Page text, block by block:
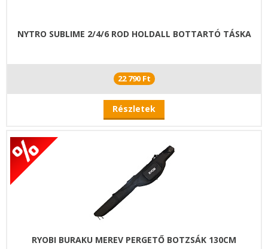
NYTRO SUBLIME 2/4/6 ROD HOLDALL BOTTARTÓ TÁSKA
22 790 Ft
Részletek
RYOBI BURAKU MEREV PERGETŐ BOTZSÁK 130CM